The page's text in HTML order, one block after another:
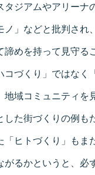
タジアムやアリーナ
ノ」などと批判され
諦めを持って見守る
コづくり」ではなく
地域コミュニティを
した街づくりの例も
「ヒトづくり」もま
がるかというと、必